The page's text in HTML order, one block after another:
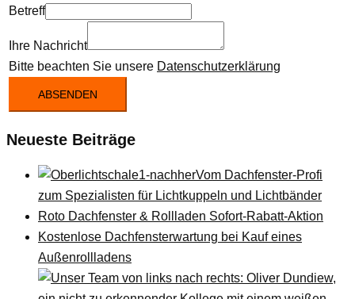
Betreff
Ihre Nachricht
Bitte beachten Sie unsere Datenschutzerklärung
ABSENDEN
Neueste Beiträge
Vom Dachfenster-Profi
zum Spezialisten für Lichtkuppeln und Lichtbänder
Roto Dachfenster & Rollladen Sofort-Rabatt-Aktion
Kostenlose Dachfensterwartung bei Kauf eines
Außenrollladens